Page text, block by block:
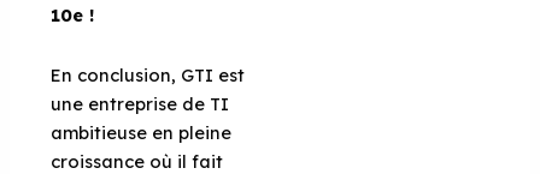
10e !
En conclusion, GTI est
une entreprise de TI
ambitieuse en pleine
croissance où il fait